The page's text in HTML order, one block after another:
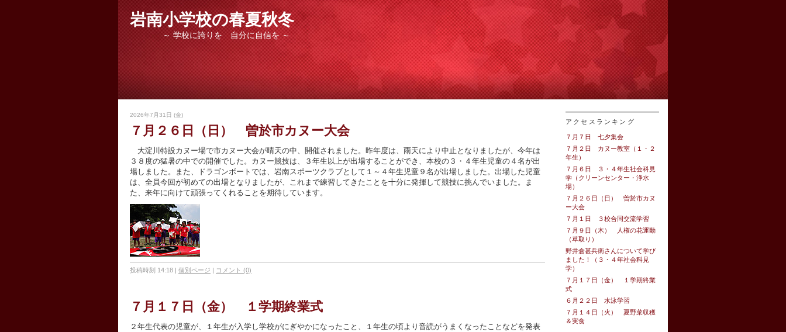
岩南小学校の春夏秋冬
～ 学校に誇りを 自分に自信を ～
2026年7月31日 (金)
７月２６日（日） 曽於市カヌー大会
大淀川特設カヌー場で市カヌー大会が晴天の中、開催されました。昨年度は、雨天により中止となりましたが、今年は
３８度の猛暑の中での開催でした。カヌー競技は、３年生以上が出場することができ、本校の３・４年生児童の４名が出
場しました。また、ドラゴンボートでは、岩南スポーツクラブとして１～４年生児童９名が出場しました。出場した児童
は、全員今回が初めての出場となりましたが、これまで練習してきたことを十分に発揮して競技に挑んでいました。ま
た、来年に向けて頑張ってくれることを期待しています。
投稿時刻 14:18 | 個別ページ | コメント (0)
７月１７日（金） １学期終業式
２年生代表の児童が、１年生が入学し学校がにぎやかになったこと、１年生の頃より音読がうまくなったことなどを発表
アクセスランキング
７月７日 七夕集会
７月２日 カヌー教室（１・２
年生）
７月６日 ３・４年生社会科見
学（クリーンセンター・浄水
場）
７月２６日（日） 曽於市カヌ
ー大会
７月１日 ３校合同交流学習
７月９日（木） 人権の花運動
（草取り）
野井倉甚兵衛さんについて学び
ました！（３・４年社会科見
学）
７月１７日（金） １学期終業
式
６月２２日 水泳学習
７月１４日（火） 夏野菜収穫
＆実食